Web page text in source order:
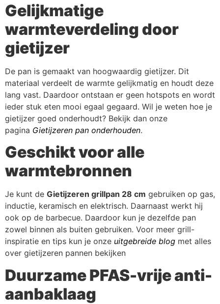
Gelijkmatige
warmteverdeling door
gietijzer
De pan is gemaakt van hoogwaardig gietijzer. Dit
materiaal verdeelt de warmte gelijkmatig en houdt deze
lang vast. Daardoor ontstaan er geen hotspots en wordt
ieder stuk eten mooi egaal gegaard. Wil je weten hoe je
gietijzer goed onderhoudt? Bekijk dan onze
pagina Gietijzeren pan onderhouden.
Geschikt voor alle
warmtebronnen
Je kunt de Gietijzeren grillpan 28 cm gebruiken op gas,
inductie, keramisch en elektrisch. Daarnaast werkt hij
ook op de barbecue. Daardoor kun je dezelfde pan
zowel binnen als buiten gebruiken. Voor meer grill-
inspiratie en tips kun je onze uitgebreide blog met alles
over gietijzeren pannen bekijken
Duurzame PFAS-vrije anti-
aanbaklaag